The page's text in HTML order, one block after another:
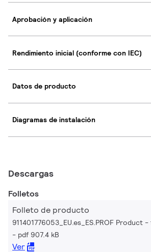
Aprobación y aplicación
Rendimiento inicial (conforme con IEC)
Datos de producto
Diagramas de instalación
Descargas
Folletos
Folleto de producto
911401776053_EU.es_ES.PROF Product
pdf 907.4 kB
Ver